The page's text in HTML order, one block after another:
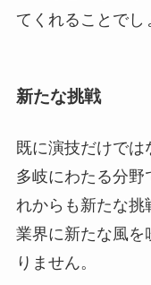
てくれることでし
新たな挑戦
既に演技だけで
多岐にわたる分野
れからも新たな挑
業界に新たな風を
りません。